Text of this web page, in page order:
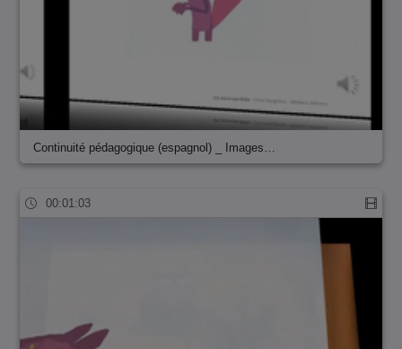
Continuité pédagogique (espagnol) _ Images…
00:01:03